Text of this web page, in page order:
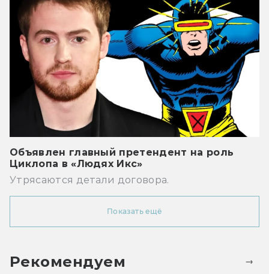
Объявлен главный претендент на роль
Циклопа в «Людях Икс»
Утрясаются детали договора.
Показать ещё
Рекомендуем